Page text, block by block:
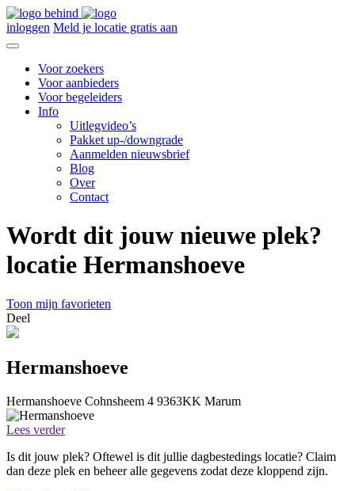
inloggen Meld je locatie gratis aan
Voor zoekers
Voor aanbieders
Voor begeleiders
Info
Uitlegvideo’s
Pakket up-/downgrade
Aanmelden nieuwsbrief
Blog
Over
Contact
Wordt dit jouw nieuwe plek?
locatie Hermanshoeve
Toon mijn favorieten
Deel
Hermanshoeve
Hermanshoeve Cohnsheem 4 9363KK Marum
Lees verder
Is dit jouw plek? Oftewel is dit jullie dagbestedings locatie? Claim
dan deze plek en beheer alle gegevens zodat deze kloppend zijn.